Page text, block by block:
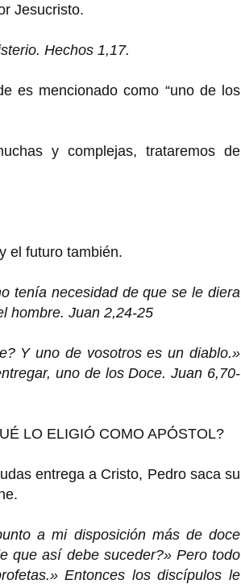
Jesucristo.
Hechos 1,17.
es mencionado como “uno de los
y complejas, trataremos de
el futuro también.
tenía necesidad de que se le diera
hombre. Juan 2,24-25
Y uno de vosotros es un diablo.»
uno de los Doce. Juan 6,70-
LO ELIGIÓ COMO APÓSTOL?
entrega a Cristo, Pedro saca su
a mi disposición más de doce
que así debe suceder?» Pero todo
Entonces los discípulos le